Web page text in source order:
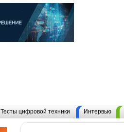
Тесты цифровой техники Интервью